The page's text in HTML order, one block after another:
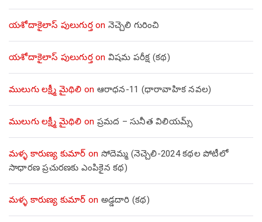
యశోదాకైలాస్ పులుగుర్తon నెచ్చెలి గురించి
యశోదాకైలాస్ పులుగుర్తon విషమ పరీక్ష (క‌థ‌)
ములుగు లక్ష్మీ మైథిలి on ఆరాధన-11 (ధారావాహిక నవల)
ములుగు లక్ష్మీ మైథిలి on ప్రమద – సునీత విలియమ్స్
మళ్ళ కారుణ్య కుమార్ on సోదెమ్మ (నెచ్చెలి-2024 కథల పోటీలో
సాధారణ ప్రచురణకు ఎంపికైన కథ)
మళ్ళ కారుణ్య కుమార్ on అడ్డదారి (కథ)